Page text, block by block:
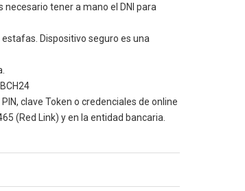
necesario tener a mano el DNI para
Dispositivo seguro es una
clave Token o credenciales de online
(Red Link) y en la entidad bancaria.